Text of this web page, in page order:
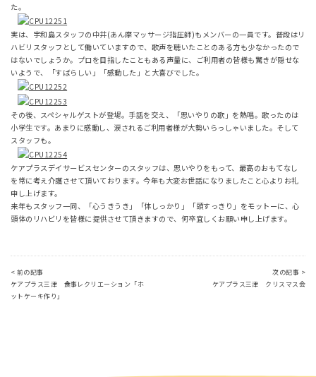
お問い合わせ
体験希望
た。
実は、宇和島スタッフの中井(あん摩マッサージ指圧師)もメンバーの一員です。普段はリ
ハビリスタッフとして働いていますので、歌声を聴いたことのある方も少なかったので
はないでしょうか。プロを目指したこともある声量に、ご利用者の皆様も驚きが隠せな
いようで、「すばらしい」「感動した」と大喜びでした。
その後、スペシャルゲストが登場。手話を交え、「思いやりの歌」を熱唱。歌ったのは
小学生です。あまりに感動し、涙されるご利用者様が大勢いらっしゃいました。そして
スタッフも。
ケアプラスデイサービスセンターのスタッフは、思いやりをもって、最高のおもてなし
を常に考え介護させて頂いております。今年も大変お世話になりましたこと心よりお礼
申し上げます。
来年もスタッフ一同、「心うきうき」「体しっかり」「頭すっきり」をモットーに、心
頭体のリハビリを皆様に提供させて頂きますので、何卒宜しくお願い申し上げます。
< 前の記事
ケアプラス三津 食事レクリエーション「ホ
ットケーキ作り」
次の記事 >
ケアプラス三津 クリスマス会